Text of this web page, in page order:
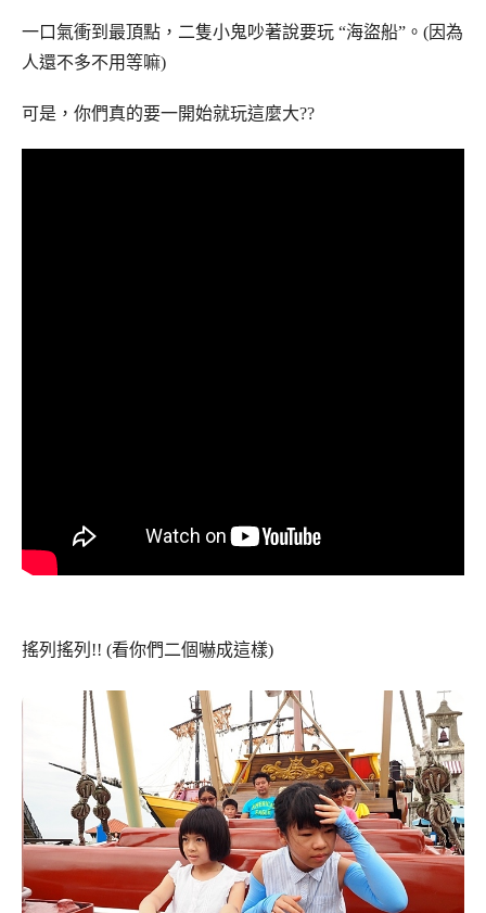
一口氣衝到最頂點，二隻小鬼吵著說要玩 “海盜船”。(因為
人還不多不用等嘛)
可是，你們真的要一開始就玩這麼大??
搖列搖列!! (看你們二個嚇成這樣)